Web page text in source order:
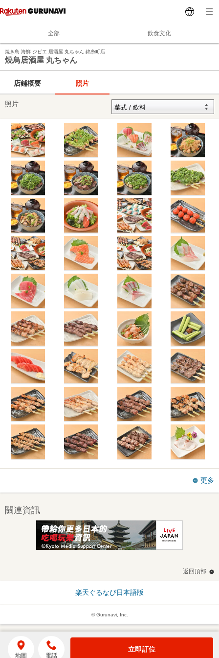
全部 飲食文化
焼き鳥 海鮮 ジビエ 居酒屋 丸ちゃん 錦糸町店
燒鳥居酒屋 丸ちゃん
店鋪概要 照片
照片
更多
關連資訊
返回頂部
楽天ぐるなび日本語版
© Gurunavi, Inc.
地圖 電話
立即訂位